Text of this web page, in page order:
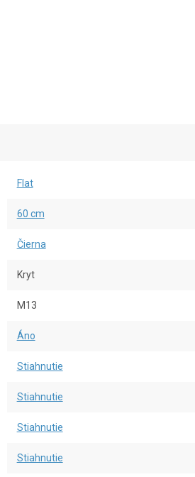
Flat
60 cm
Čierna
Kryt
M13
Áno
Stiahnutie
Stiahnutie
Stiahnutie
Stiahnutie